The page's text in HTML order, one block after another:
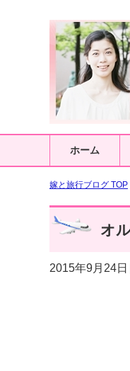
ホーム
嫁と旅行ブログ TOP
オ
2015年9月24日